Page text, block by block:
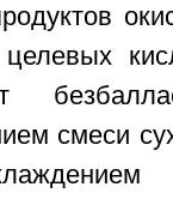
смеси